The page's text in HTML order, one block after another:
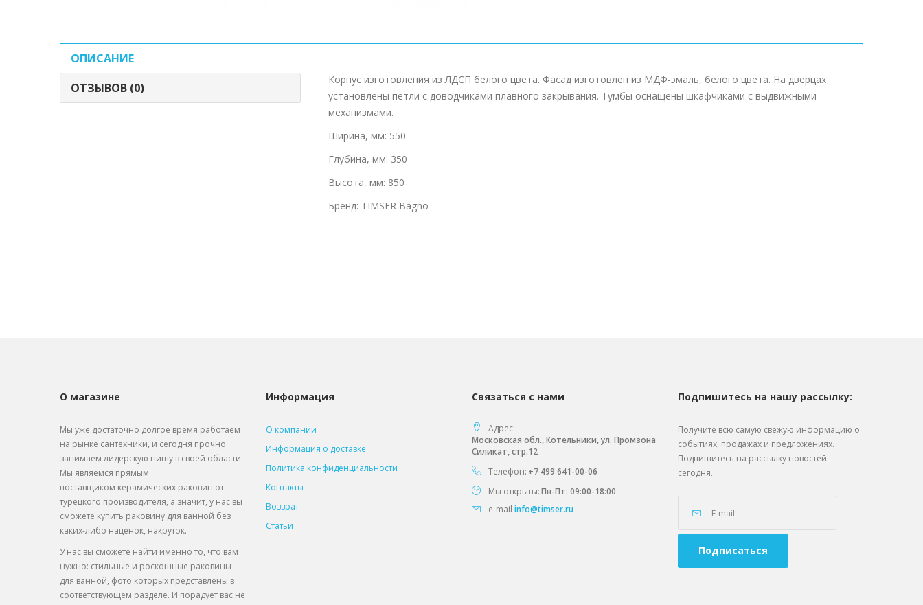
ОПИСАНИЕ
ОТЗЫВОВ (0)
Корпус изготовления из ЛДСП белого цвета. Фасад изготовлен из МДФ-эмаль, белого цвета. На дверцах
установлены петли с доводчиками плавного закрывания. Тумбы оснащены шкафчиками с выдвижными
механизмами.
Ширина, мм: 550
Глубина, мм: 350
Высота, мм: 850
Бренд: TIMSER Bagno
О магазине
Мы уже достаточно долгое время работаем
на рынке сантехники, и сегодня прочно
занимаем лидерскую нишу в своей области.
Мы являемся прямым
поставщиком керамических раковин от
турецкого производителя, а значит, у нас вы
сможете купить раковину для ванной без
каких-либо наценок, накруток.
У нас вы сможете найти именно то, что вам
нужно: стильные и роскошные раковины
для ванной, фото которых представлены в
соответствующем разделе. И порадует вас не
Информация
О компании
Информация о доставке
Политика конфиденциальности
Контакты
Возврат
Статьи
Связаться с нами
Адрес:
Московская обл., Котельники, ул. Промзона
Силикат, стр.12
Телефон: +7 499 641-00-06
Мы открыты:Пн-Пт: 09:00-18:00
e-mail info@timser.ru
Подпишитесь на нашу рассылку:
Получите всю самую свежую информацию о
событиях, продажах и предложениях.
Подпишитесь на рассылку новостей
сегодня.
Подписаться